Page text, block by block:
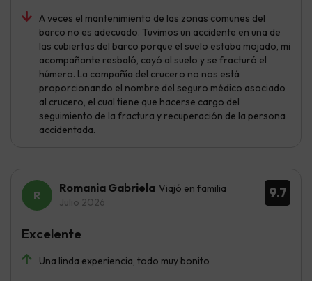
A veces el mantenimiento de las zonas comunes del
barco no es adecuado. Tuvimos un accidente en una de
las cubiertas del barco porque el suelo estaba mojado, mi
acompañante resbaló, cayó al suelo y se fracturó el
húmero. La compañía del crucero no nos está
proporcionando el nombre del seguro médico asociado
al crucero, el cual tiene que hacerse cargo del
seguimiento de la fractura y recuperación de la persona
accidentada.
9.7
Romania Gabriela Viajó en familia
Julio 2026
Una linda experiencia, todo muy bonito
Excelente